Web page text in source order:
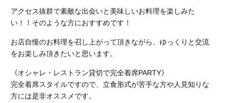
アクセス抜群で素敵な出会いと美味しいお料理を楽しみた
い！！そのような方におすすめです！
お店自慢のお料理を召し上がって頂きながら、ゆっくりと交流
をお楽しみ頂きたいと思います。
《オシャレ・レストラン貸切で完全着席PARTY》
完全着席スタイルですので、立食形式が苦手な方や人見知りな
方には是非オススメです。